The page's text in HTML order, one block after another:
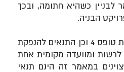
כשהיא חתומה, ובכך
הבניה.
יודגש כי התנאים להנפקת טופס 4 וכן התנאים להנפקת
לרשות ומוועדה מקומית אחת
במאמר זה הינם תנאי